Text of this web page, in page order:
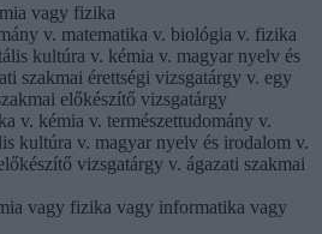
vagy fizika
v. matematika v. biológia v. fizika
kultúra v. kémia v. magyar nyelv és
szakmai érettségi vizsgatárgy v. egy
előkészítő vizsgatárgy
v. kémia v. természettudomány v.
kultúra v. magyar nyelv és irodalom v.
vizsgatárgy v. ágazati szakmai
vagy fizika vagy informatika vagy